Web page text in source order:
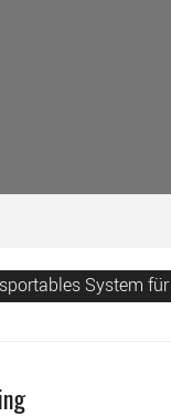
System